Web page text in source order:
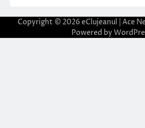
Copyright © 2026 eClujeanul | Ace
Powered by